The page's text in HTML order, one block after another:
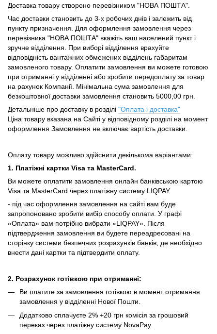
Доставка товару створено перевізником "НОВА ПОШТА".
Час доставки становить до 3-х робочих днів і залежить від
пункту призначення. Для оформлення замовлення через
перевізника "НОВА ПОШТА" вкажіть ваш населений пункт і
зручне відділення.
При виборі відділення врахуйте
відповідність вантажних обмежених відділень габаритам
замовленого товару. Оплатити замовлення ви можете готовою
при отриманні у відділенні або зробити передоплату за товар
на рахунок Компанії. Мінімальна сума замовлення для
безкоштовної доставки замовлення становить 5000,00 грн.
Детальніше про доставку в розділі "Оплата і доставка"
Ціна товару вказана на Сайті у відповідному розділі на момент
оформлення Замовлення не включає вартість доставки.
Оплату товару можливо здійснити декількома варіантами:
1. Платіжні картки Visa та MasterCard.
Ви можете оплатити замовлення онлайн банківською картою
Visa та MasterCard через платіжну систему LIQPAY.
- під час оформлення замовлення на сайті вам буде
запропоновано зробити вибір способу оплати. У графі
«Оплата» вам потрібно вибрати «LIQPAY». Після
підтвердження замовлення ви будете переадресовані на
сторінку системи безпечних розрахунків банків, де необхідно
внести дані картки та підтвердити оплату.
2. Розрахунок готівкою при отриманні:
Ви платите за замовлення готівкою в момент отримання
замовлення у відділенні Нової Пошти.
Додатково сплачуєте 2% +20 грн комісія за грошовий
переказ через платіжну систему NovaPay.